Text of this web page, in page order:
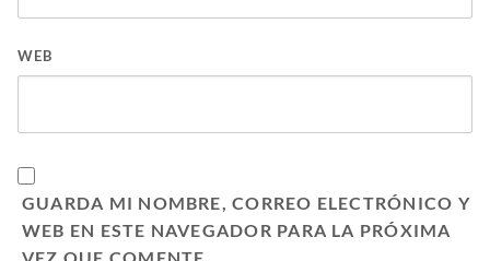
WEB
GUARDA MI NOMBRE, CORREO ELECTRÓNICO Y
WEB EN ESTE NAVEGADOR PARA LA PRÓXIMA
VEZ QUE COMENTE.